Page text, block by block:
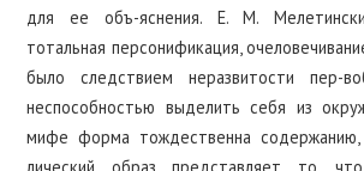
для ее объ-яснения. Е. М.
тотальная персонификация,
было следствием неразвитости пер-
неспособностью выделить себя из
мифе форма тождественна